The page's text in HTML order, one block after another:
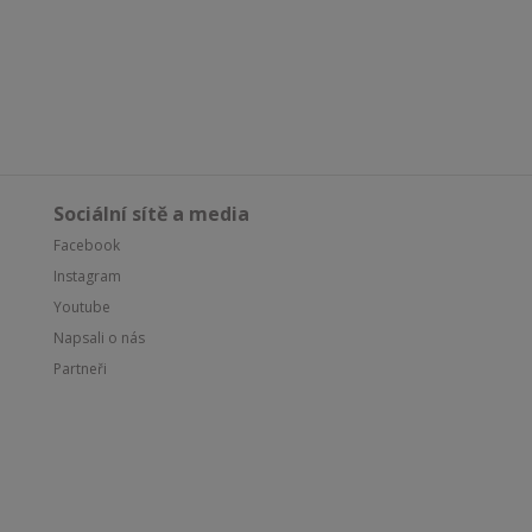
Sociální sítě a media
Facebook
Instagram
Youtube
Napsali o nás
Partneři